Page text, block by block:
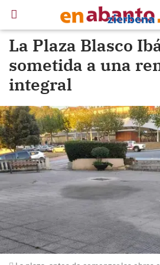
La Plaza Blasco
sometida a una
integral